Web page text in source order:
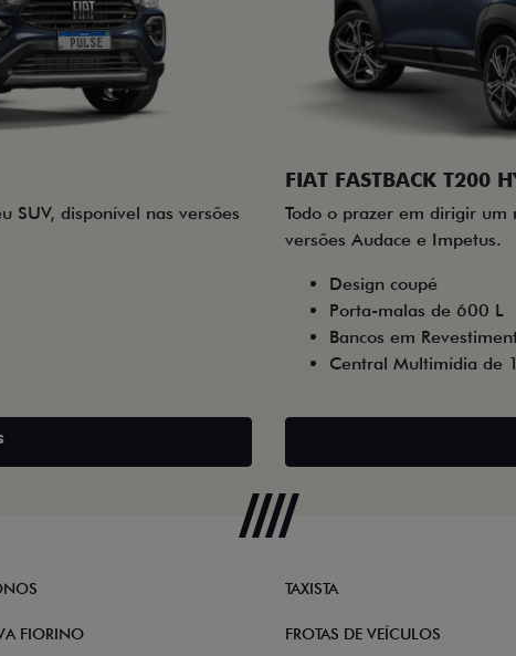
SUV, disponível nas versões
FIAT FASTBACK T200
Todo o prazer em dirigir um
versões Audace e Impetus.
Design coupé
Porta-malas de 600 L
Bancos em
Central Multimídia de
FIORINO
TAXISTA
FROTAS DE VEÍCULOS